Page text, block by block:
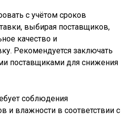
с учётом сроков
выбирая поставщиков,
качество и
Рекомендуется заключать
поставщиками для снижения
соблюдения
и влажности в соответствии с